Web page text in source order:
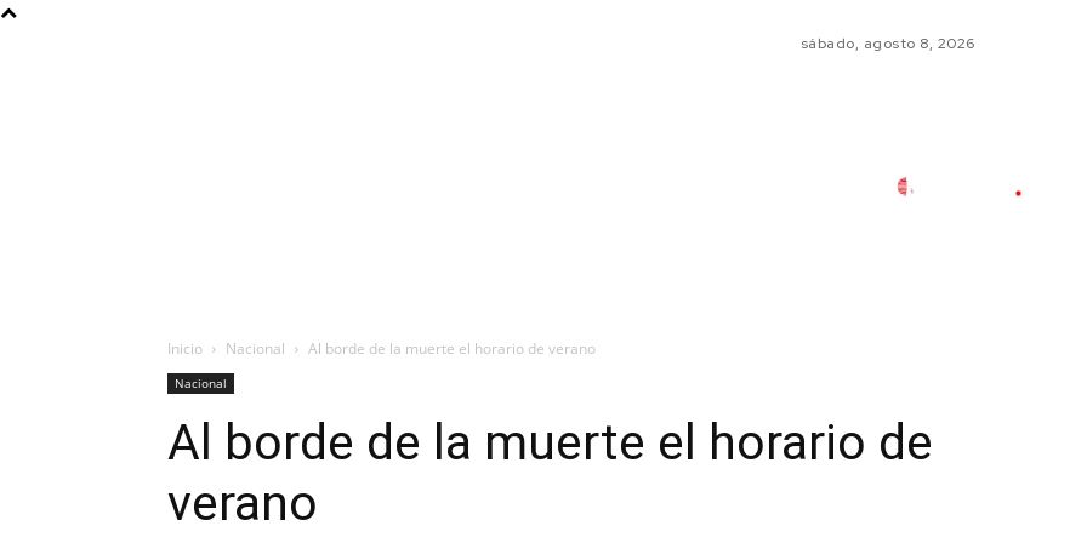
sábado, agosto 8, 2026
Inicio Nacional Al borde de la muerte el horario de verano
Nacional
Al borde de la muerte el horario de
verano